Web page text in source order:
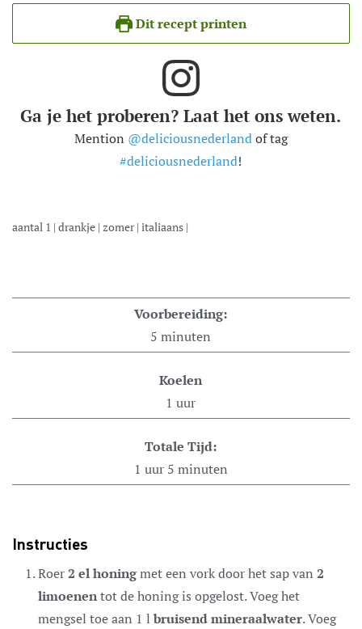
Dit recept printen
Ga je het proberen? Laat het ons weten.
Mention @deliciousnederlandof tag
#deliciousnederland!
aantal 1 | drankje | zomer| italiaans |
Voorbereiding:
5 minuten
Koelen
1 uur
Totale Tijd:
1 uur 5 minuten
Instructies
Roer2 el honingmet een vork door het sap van 2
limoenentot de honing is opgelost. Voeg het
mengsel toe aan 1 lbruisend mineraalwater. Voeg